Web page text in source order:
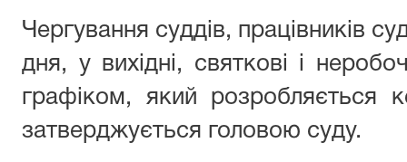
Чергування суддів, працівників
дня, у вихідні, святкові і
графіком, який розробляється
затверджується головою суду.